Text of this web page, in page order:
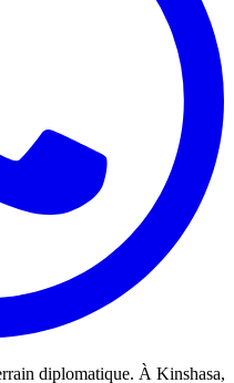
diplomatique. À Kinshasa,